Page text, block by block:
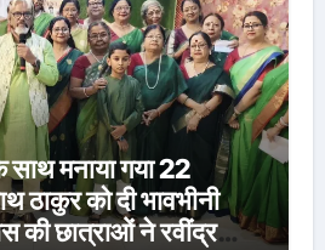
साथ मनाया गया 22
ठाकुर को दी भावभीनी
की छात्राओं ने रवींद्र